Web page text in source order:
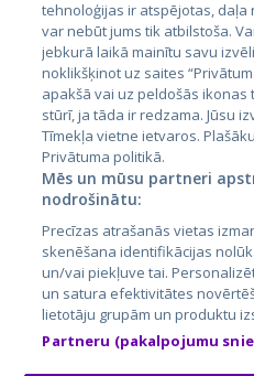
Lietuva
City24.lv
City24.ee
GetaPro.lv
GetaPro.ee
Skelbiu.lt
Autoplius.lt
tehnoloģijas ir atspējotas,
var nebūt jums tik atbilstoša.
jebkurā laikā mainītu savu
noklikšķinot uz saites
apakšā vai uz peldošās
stūrī, ja tāda ir redzama. Jūsu
Tīmekļa vietne ietvaros.
Privātuma politikā.
Mēs un mūsu partneri
nodrošinātu:
Precīzas atrašanās vietas
skenēšana identifikācijas
un/vai piekļuve tai.
un satura efektivitātes
lietotāju grupām un produktu
Partneru (pakalpojumu